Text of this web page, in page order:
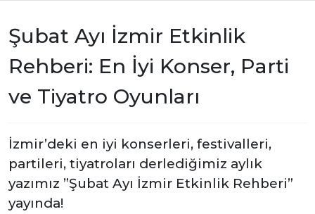
Şubat Ayı İzmir Etkinlik
Rehberi: En İyi Konser, Parti
ve Tiyatro Oyunları
İzmir’deki en iyi konserleri, festivalleri,
partileri, tiyatroları derlediğimiz aylık
yazımız ”Şubat Ayı İzmir Etkinlik Rehberi”
yayında!